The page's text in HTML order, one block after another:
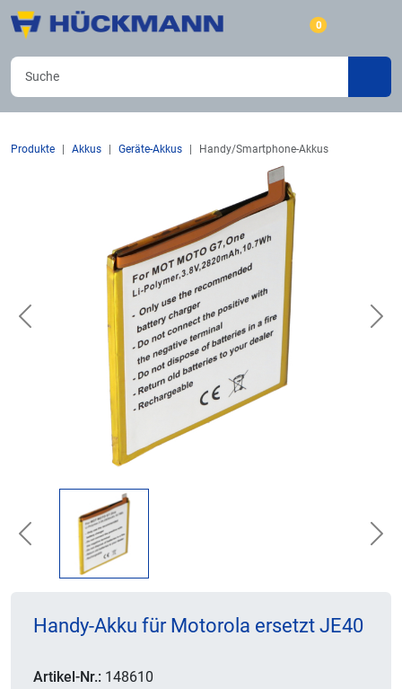
0
Produkte Akkus Geräte-Akkus Handy/Smartphone-Akkus
Previous
Previous
Handy-Akku für Motorola ersetzt JE40
Artikel-Nr.: 148610